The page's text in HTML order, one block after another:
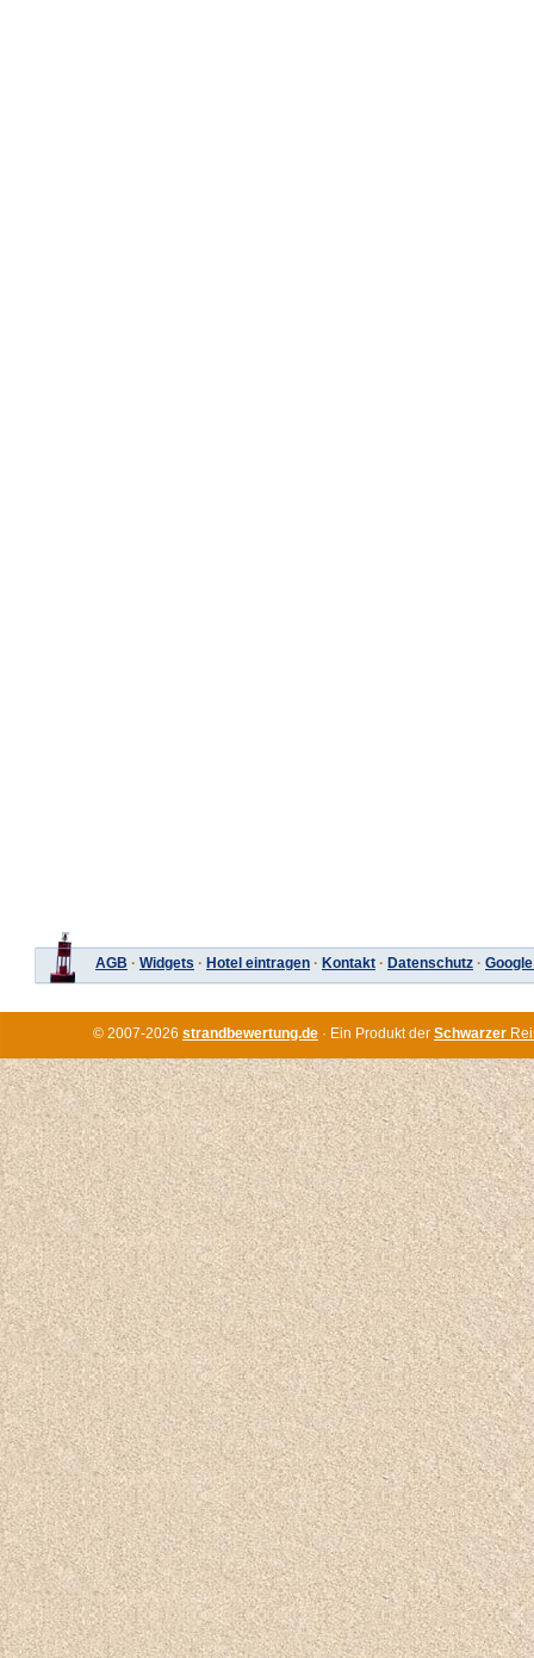
AGB · Widgets · Hotel eintragen · Kontakt · Datenschutz ·
© 2007-2026 strandbewertung.de · Ein Produkt der Schwarzer